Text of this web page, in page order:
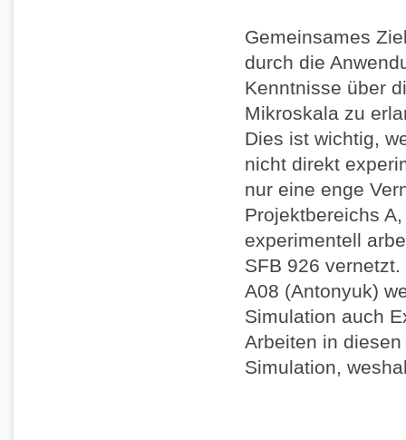
Gemeinsames
durch die
Kenntnisse über
Mikroskala zu
Dies ist wichtig,
nicht direkt
nur eine enge
Projektbereichs
experimentell
SFB 926
A08 (Antonyuk)
Simulation auch
Arbeiten in
Simulation,